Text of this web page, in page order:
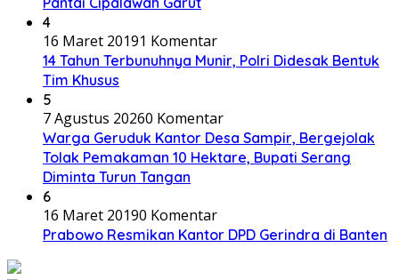
4
16 Maret 20191 Komentar
14 Tahun Terbunuhnya Munir, Polri Didesak Bentuk
Tim Khusus
5
7 Agustus 20260 Komentar
Warga Geruduk Kantor Desa Sampir, Bergejolak
Tolak Pemakaman 10 Hektare, Bupati Serang
Diminta Turun Tangan
6
16 Maret 20190 Komentar
Prabowo Resmikan Kantor DPD Gerindra di Banten